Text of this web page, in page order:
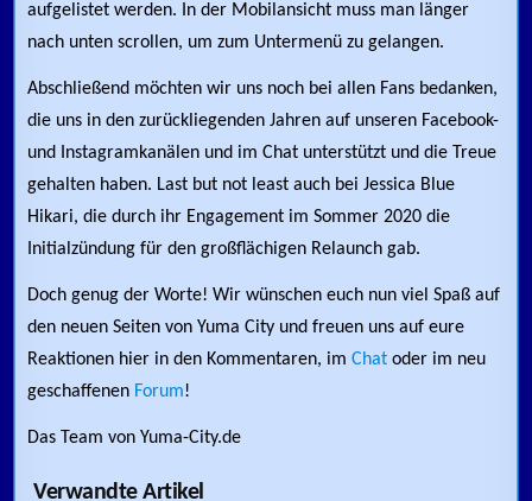
aufgelistet werden. In der Mobilansicht muss man länger
nach unten scrollen, um zum Untermenü zu gelangen.
Abschließend möchten wir uns noch bei allen Fans bedanken,
die uns in den zurückliegenden Jahren auf unseren Facebook-
und Instagramkanälen und im Chat unterstützt und die Treue
gehalten haben. Last but not least auch bei Jessica Blue
Hikari, die durch ihr Engagement im Sommer 2020 die
Initialzündung für den großflächigen Relaunch gab.
Doch genug der Worte! Wir wünschen euch nun viel Spaß auf
den neuen Seiten von Yuma City und freuen uns auf eure
Reaktionen hier in den Kommentaren, imChat oder im neu
geschaffenen Forum!
Das Team von Yuma-City.de
Verwandte Artikel